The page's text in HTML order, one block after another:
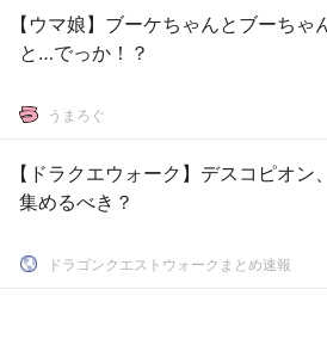
【ウマ娘】ブーケちゃんとブーちゃ
と…でっか！？
うまろぐ
【ドラクエウォーク】デスコピオン
集めるべき？
ドラゴンクエストウォークまとめ速報